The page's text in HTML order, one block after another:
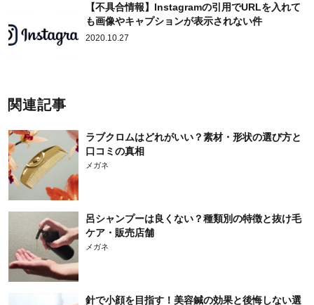
【不具合情報】Instagramの引用でURLを入れて
も画像やキャプションが表示されない件
2020.10.27
関連記事
ラブクロムはどれがいい？素材・形状の選び方と
口コミの真相
メガネ
呂シャンプーは良くない？種類別の特徴と抜け毛
ケア・販売店舗
メガネ
針で小顔を目指す！美容鍼の効果と後悔しない選